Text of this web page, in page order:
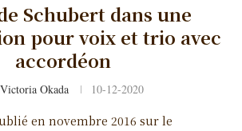
Schubert dans une
pour voix et trio avec
accordéon
Victoria Okada 10-12-2020
en novembre 2016 sur le